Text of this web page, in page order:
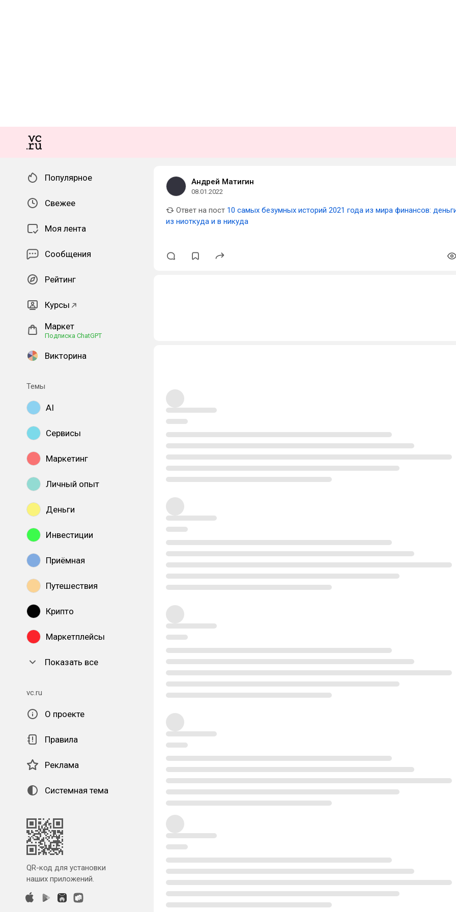
Популярное
Свежее
Моя лента
Сообщения
Рейтинг
Курсы
Маркет
Подписка ChatGPT
Викторина
Темы
AI
Сервисы
Маркетинг
Личный опыт
Деньги
Инвестиции
Приёмная
Путешествия
Крипто
Маркетплейсы
Показать все
vc.ru
О проекте
Правила
Реклама
Системная тема
QR-код для установки
наших приложений.
Андрей Матигин
08.01.2022
Ответ на пост 10 самых безумных историй 2021 года из мира финансов:
из ниоткуда и в никуда